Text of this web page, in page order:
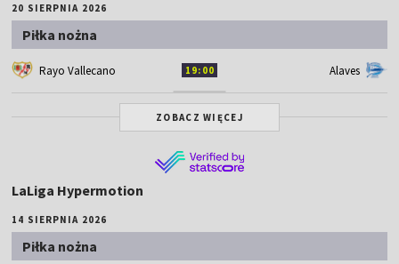
20 SIERPNIA 2026
Piłka nożna
Rayo Vallecano 19:00 Alaves
ZOBACZ WIĘCEJ
LaLiga Hypermotion
14 SIERPNIA 2026
Piłka nożna